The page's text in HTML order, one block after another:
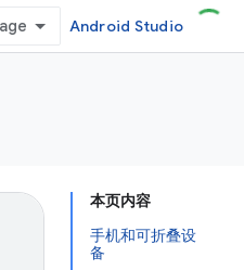
Android Studio
本页内容
手机和可折叠设
备